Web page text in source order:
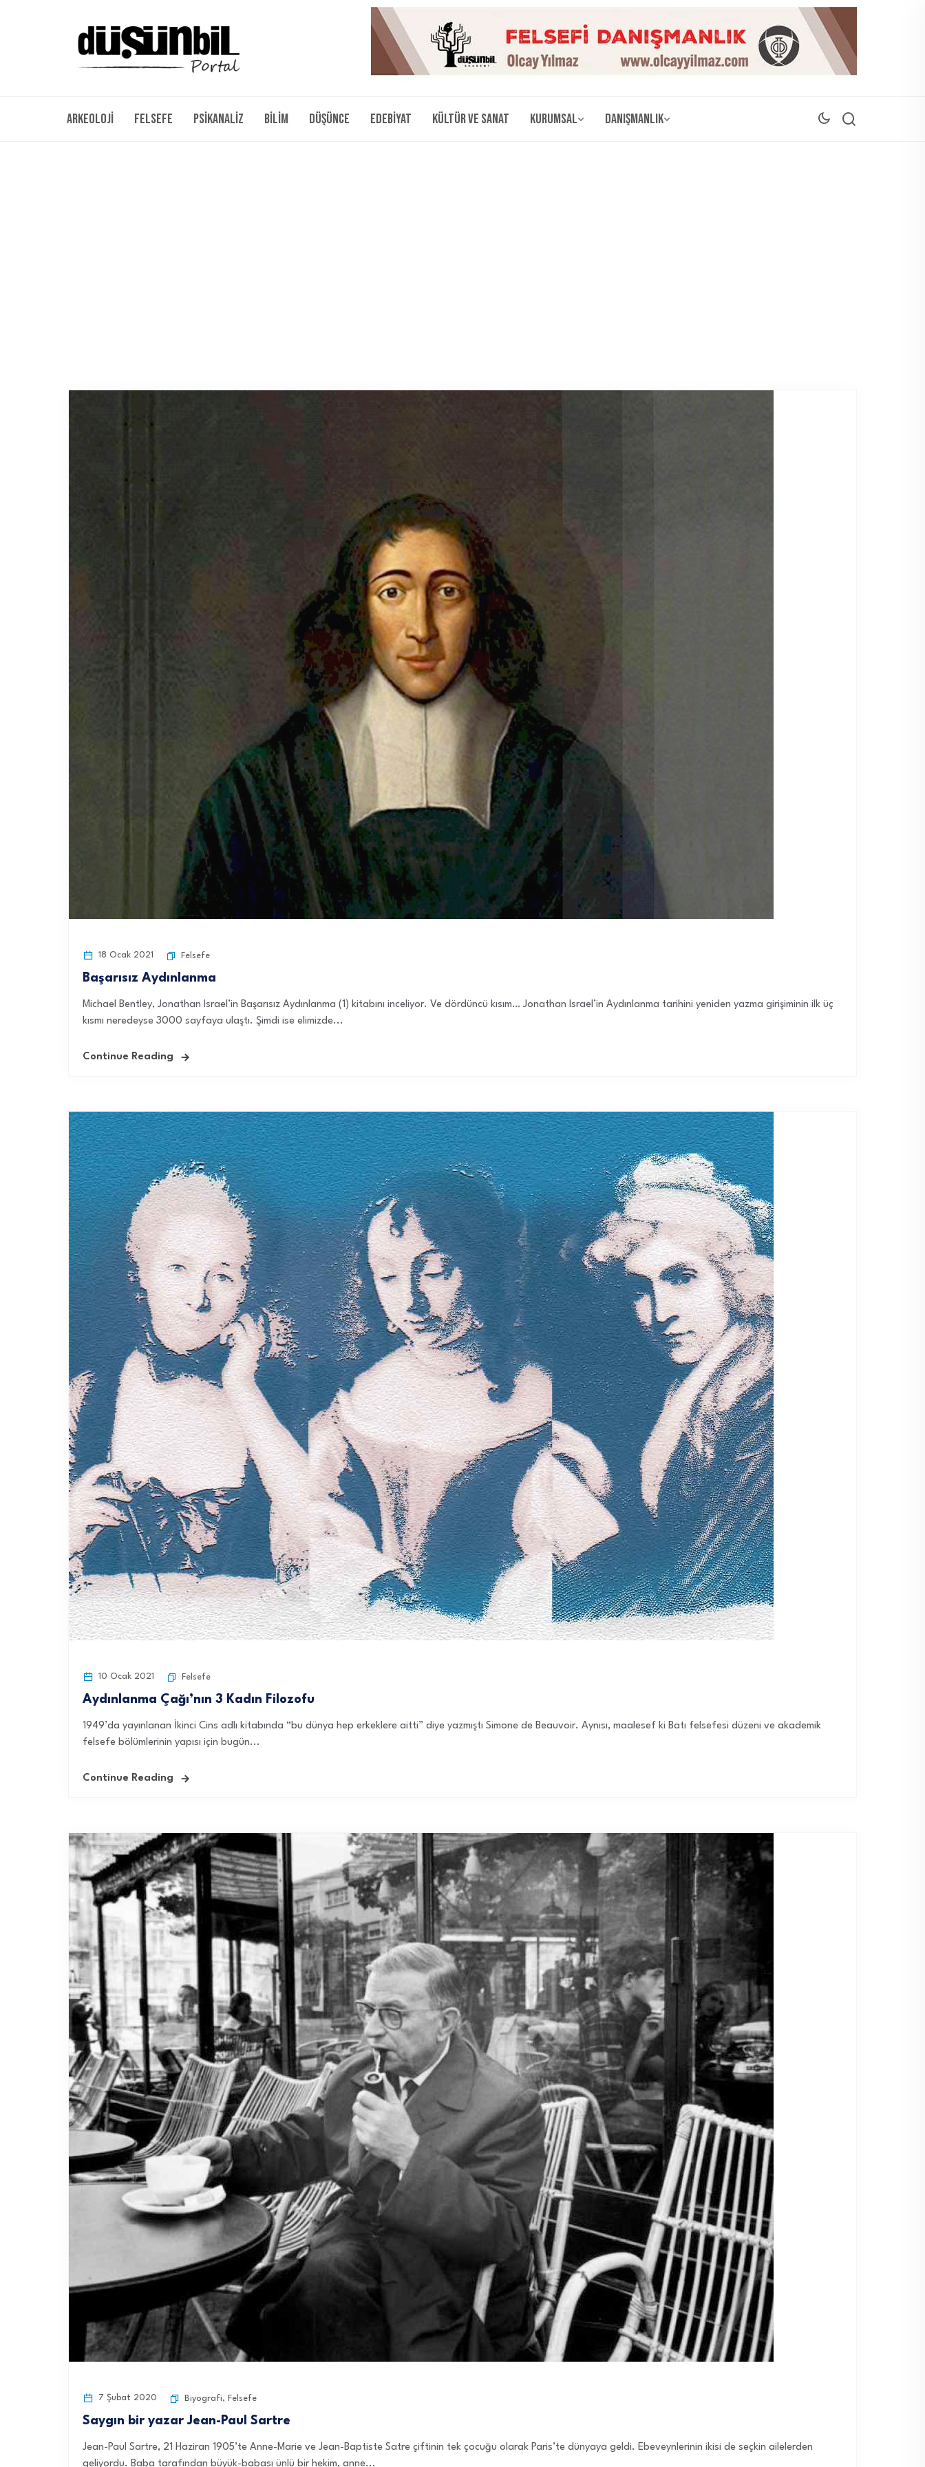
Arkeoloji Felsefe Psikanaliz Bilim Düşünce Edebiyat Kültür ve Sanat Kurumsal Danışmanlık
18 Ocak 2021 Felsefe
Başarısız Aydınlanma
Michael Bentley, Jonathan Israel’in Başarısız Aydınlanma (1) kitabını inceliyor. Ve dördüncü kısım… Jonathan Israel’in Aydınlanma tarihini yeniden yazma girişiminin ilk üç
kısmı neredeyse 3000 sayfaya ulaştı. Şimdi ise elimizde...
Continue Reading
10 Ocak 2021 Felsefe
Aydınlanma Çağı’nın 3 Kadın Filozofu
1949’da yayınlanan İkinci Cins adlı kitabında “bu dünya hep erkeklere aitti” diye yazmıştı Simone de Beauvoir. Aynısı, maalesef ki Batı felsefesi düzeni ve akademik
felsefe bölümlerinin yapısı için bugün...
Continue Reading
7 Şubat 2020 Biyografi, Felsefe
Saygın bir yazar Jean-Paul Sartre
Jean-Paul Sartre, 21 Haziran 1905’te Anne-Marie ve Jean-Baptiste Satre çiftinin tek çocuğu olarak Paris’te dünyaya geldi. Ebeveynlerinin ikisi de seçkin ailelerden
geliyordu. Baba tarafından büyük-babası ünlü bir hekim, anne...